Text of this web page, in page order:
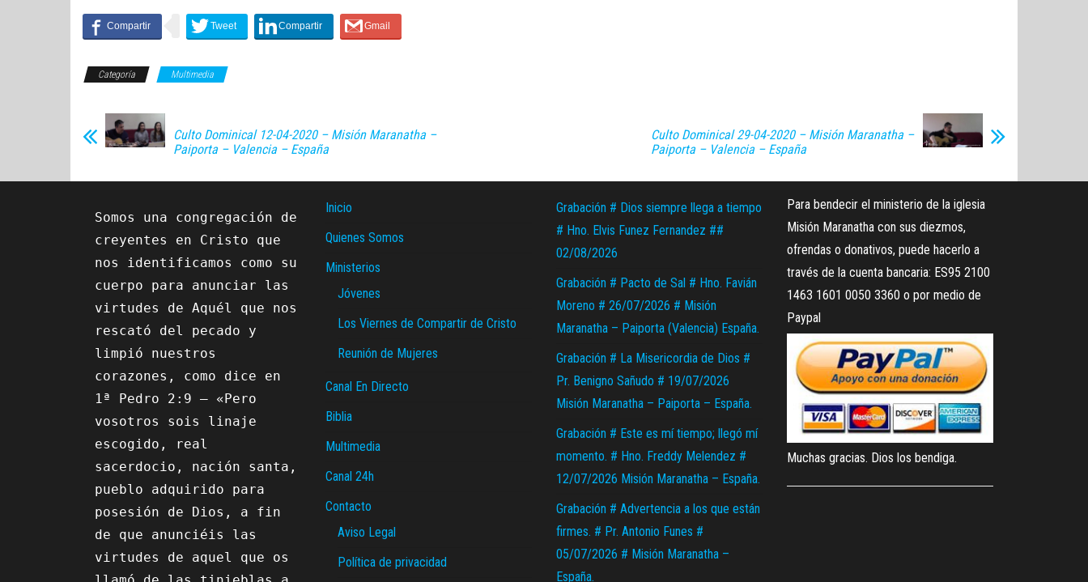
Categoría Multimedia
Culto Dominical 12-04-2020 – Misión Maranatha –
Paiporta – Valencia – España
Culto Dominical 29-04-2020 – Misión Maranatha –
Paiporta – Valencia – España
Somos una congregación de
creyentes en Cristo que
nos identificamos como su
cuerpo para anunciar las
virtudes de Aquél que nos
rescató del pecado y
limpió nuestros
corazones, como dice en
1ª Pedro 2:9 – «Pero
vosotros sois linaje
escogido, real
sacerdocio, nación santa,
pueblo adquirido para
posesión de Dios, a fin
de que anunciéis las
virtudes de aquel que os
Inicio
Quienes Somos
Ministerios
Jóvenes
Los Viernes de Compartir de Cristo
Reunión de Mujeres
Canal En Directo
Biblia
Multimedia
Canal 24h
Contacto
Aviso Legal
Política de privacidad
Grabación # Dios siempre llega a tiempo
# Hno. Elvis Funez Fernandez ##
02/08/2026
Grabación # Pacto de Sal # Hno. Favián
Moreno # 26/07/2026 # Misión
Maranatha – Paiporta (Valencia) España.
Grabación # La Misericordia de Dios #
Pr. Benigno Sañudo # 19/07/2026
Misión Maranatha – Paiporta – España.
Grabación # Este es mí tiempo; llegó mí
momento. # Hno. Freddy Melendez #
12/07/2026 Misión Maranatha – España.
Grabación # Advertencia a los que están
firmes. # Pr. Antonio Funes #
05/07/2026 # Misión Maranatha –
España.
Para bendecir el ministerio de la iglesia
Misión Maranatha con sus diezmos,
ofrendas o donativos, puede hacerlo a
través de la cuenta bancaria: ES95 2100
1463 1601 0050 3360 o por medio de
Paypal
Muchas gracias. Dios los bendiga.